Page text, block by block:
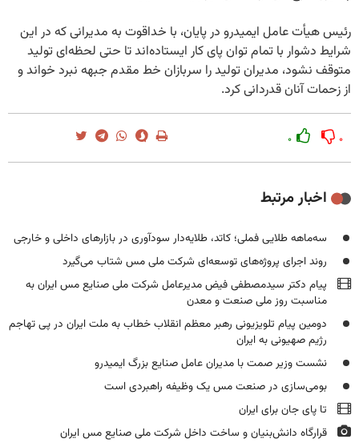
رئیس هیأت عامل ایمیدرو در پایان، با خداقوت به مدیرانی که در این
شرایط دشوار با تمام توان پای کار ایستاده‌اند تا حتی لحظه‌ای تولید
متوقف نشود، مدیران تولید را سربازان خط مقدم جبهه نبرد خواند و
از زحمات آنان قدردانی کرد.
۰ ۰
اخبار مرتبط
سه‌ماهه طلایی فملی؛ کاتد، طلایه‌دار سودآوری در بازارهای داخلی و خارجی
روند اجرای پروژه‌های توسعه‌ای شرکت ملی مس شتاب می‌گیرد
پیام دکتر سیدمصطفی فیض مدیرعامل شرکت ملی صنایع مس ایران به
مناسبت روز ملی صنعت و معدن
دومین پیام تلویزیونی رهبر معظم انقلاب خطاب به ملت ایران در پی تهاجم
رژیم صهیونی به ایران
نشست وزیر صمت با مدیران عامل صنایع بزرگ ایمیدرو
بومی‌سازی در صنعت مس یک وظیفه راهبردی است
تا پای جان برای ایران
قرارگاه دانش‌بنیان و ساخت داخل شرکت ملی صنایع مس ایران